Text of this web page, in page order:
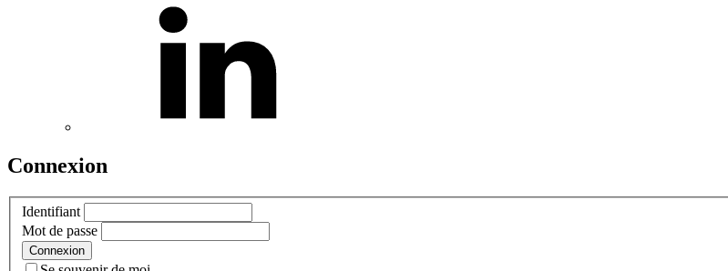
Connexion
Identifiant
Mot de passe